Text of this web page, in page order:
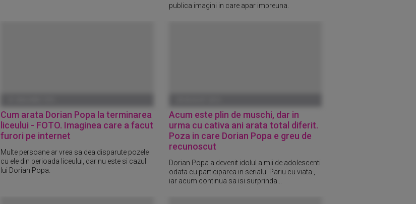
publica imagini in care apar impreuna.
Cum arata Dorian Popa la terminarea
liceului - FOTO. Imaginea care a facut
furori pe internet
Multe persoane ar vrea sa dea disparute pozele
cu ele din perioada liceului, dar nu este si cazul
lui Dorian Popa.
Acum este plin de muschi, dar in
urma cu cativa ani arata total diferit.
Poza in care Dorian Popa e greu de
recunoscut
Dorian Popa a devenit idolul a mii de adolescenti
odata cu participarea in serialul Pariu cu viata ,
iar acum continua sa isi surprinda...